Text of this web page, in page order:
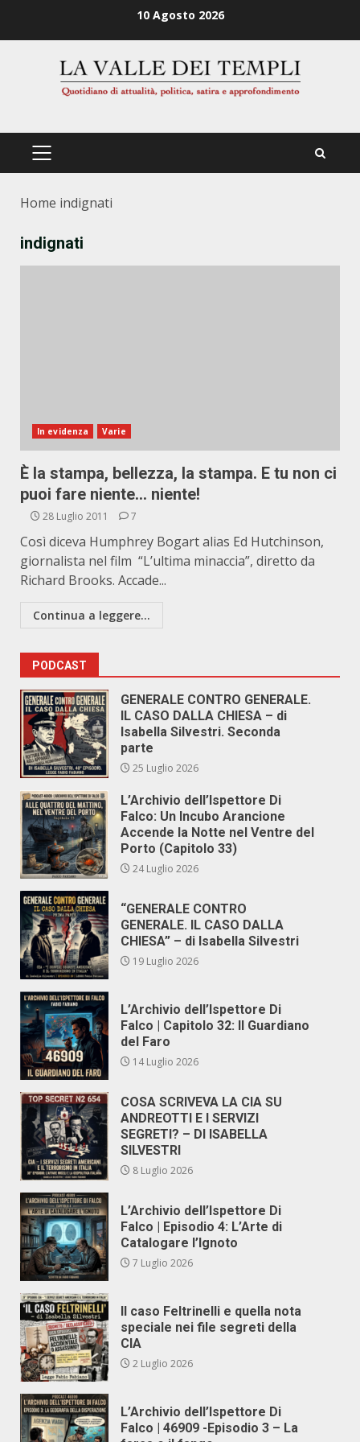
10 Agosto 2026
PRIMÄRES
Home indignati
indignati
In evidenza Varie
È la stampa, bellezza, la stampa. E tu non ci
puoi fare niente… niente!
28 Luglio 2011 7
Così diceva Humphrey Bogart alias Ed Hutchinson,
giornalista nel film “L’ultima minaccia”, diretto da
Richard Brooks. Accade...
Continua a leggere...
PODCAST
GENERALE CONTRO GENERALE.
IL CASO DALLA CHIESA – di
Isabella Silvestri. Seconda
parte
25 Luglio 2026
L’Archivio dell’Ispettore Di
Falco: Un Incubo Arancione
Accende la Notte nel Ventre del
Porto (Capitolo 33)
24 Luglio 2026
“GENERALE CONTRO
GENERALE. IL CASO DALLA
CHIESA” – di Isabella Silvestri
19 Luglio 2026
L’Archivio dell’Ispettore Di
Falco | Capitolo 32: Il Guardiano
del Faro
14 Luglio 2026
COSA SCRIVEVA LA CIA SU
ANDREOTTI E I SERVIZI
SEGRETI? – DI ISABELLA
SILVESTRI
8 Luglio 2026
L’Archivio dell’Ispettore Di
Falco | Episodio 4: L’Arte di
Catalogare l’Ignoto
7 Luglio 2026
Il caso Feltrinelli e quella nota
speciale nei file segreti della
CIA
2 Luglio 2026
L’Archivio dell’Ispettore Di
Falco | 46909 -Episodio 3 – La